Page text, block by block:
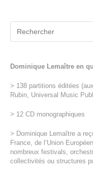
Dominique Lemaître en
> 138 partitions éditées
Rubin, Universal Music
> 12 CD monographiques
> Dominique Lemaître a
France, de l’Union
nombreux festivals,
collectivités ou structures